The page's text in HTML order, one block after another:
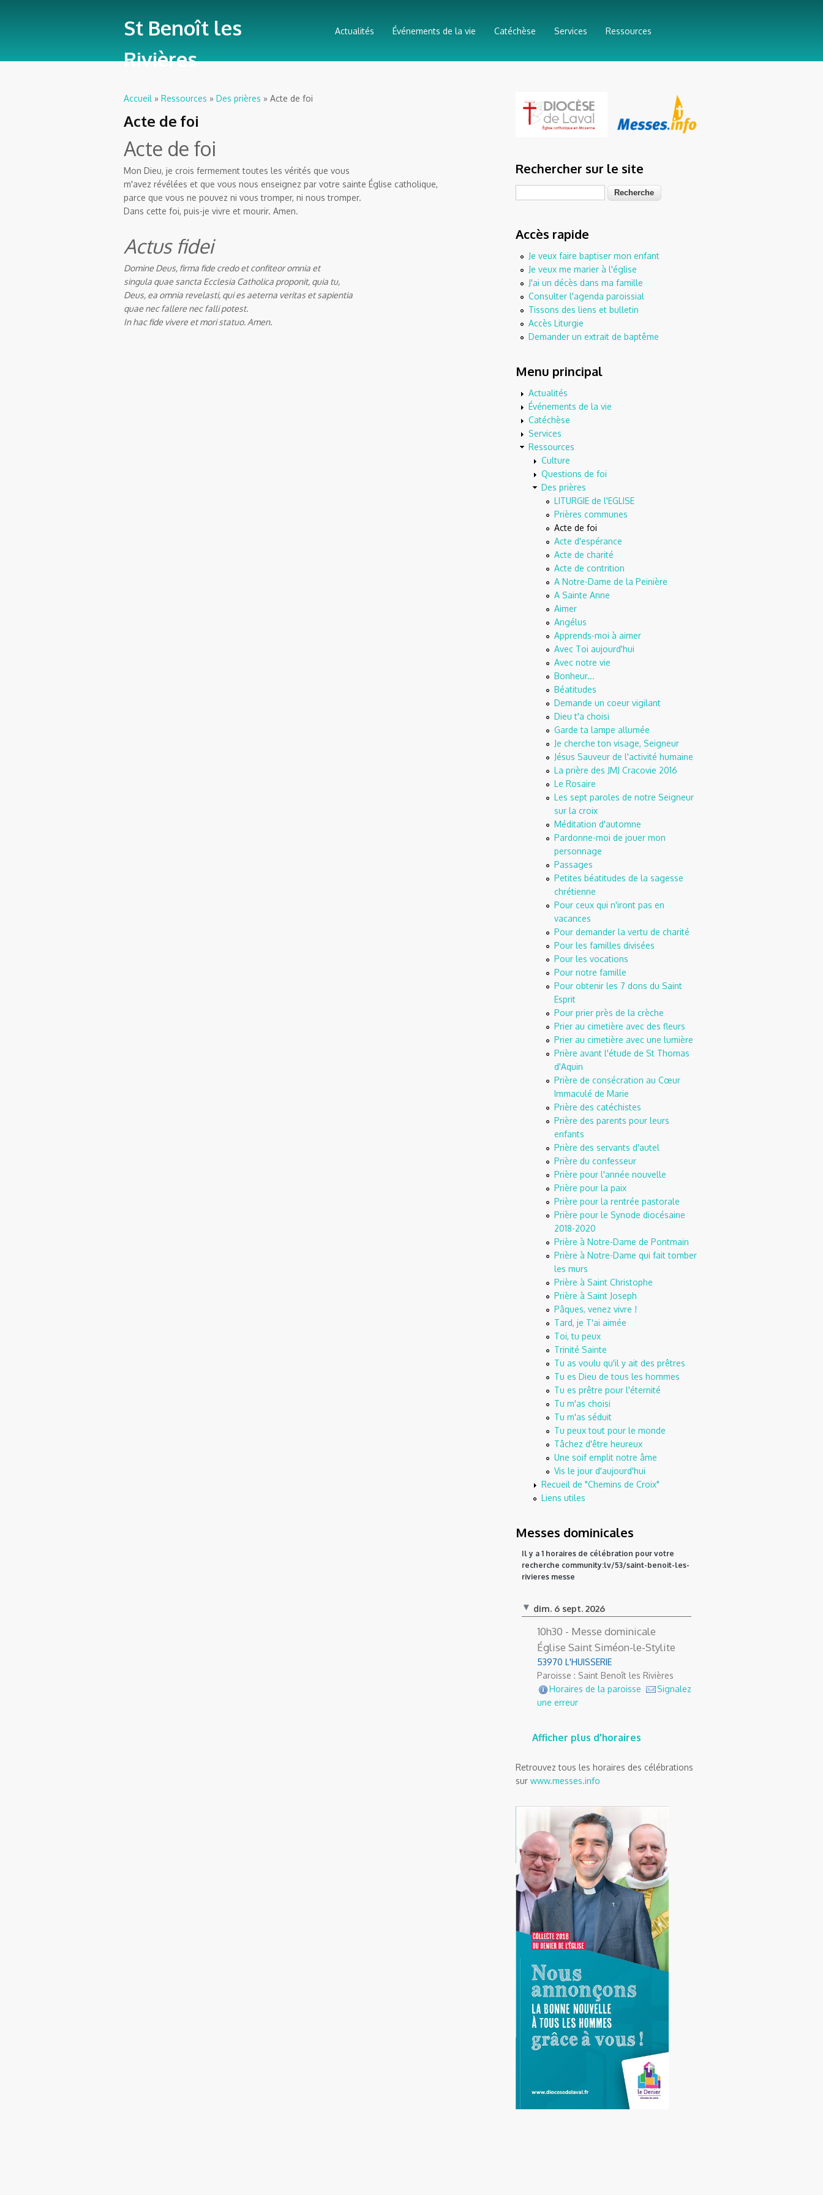
St Benoît les
Rivières
Actualités Événements de la vie Catéchèse Services Ressources
Vous êtes ici
Accueil » Ressources » Des prières » Acte de foi
Acte de foi
Acte de foi
Mon Dieu, je crois fermement toutes les vérités que vous
m'avez révélées et que vous nous enseignez par votre sainte Église catholique,
parce que vous ne pouvez ni vous tromper, ni nous tromper.
Dans cette foi, puis-je vivre et mourir. Amen.
Actus fidei
Domine Deus, firma fide credo et confiteor omnia et
singula quae sancta Ecclesia Catholica proponit, quia tu,
Deus, ea omnia revelasti, qui es aeterna veritas et sapientia
quae nec fallere nec falli potest.
In hac fide vivere et mori statuo. Amen.
Rechercher sur le site
Accès rapide
Je veux faire baptiser mon enfant
Je veux me marier à l'église
J'ai un décès dans ma famille
Consulter l'agenda paroissial
Tissons des liens et bulletin
Accès Liturgie
Demander un extrait de baptême
Menu principal
Actualités
Événements de la vie
Catéchèse
Services
Ressources
Culture
Questions de foi
Des prières
LITURGIE de l'EGLISE
Prières communes
Acte de foi
Acte d'espérance
Acte de charité
Acte de contrition
A Notre-Dame de la Peinière
A Sainte Anne
Aimer
Angélus
Apprends-moi à aimer
Avec Toi aujourd'hui
Avec notre vie
Bonheur...
Béatitudes
Demande un coeur vigilant
Dieu t'a choisi
Garde ta lampe allumée
Je cherche ton visage, Seigneur
Jésus Sauveur de l'activité humaine
La prière des JMJ Cracovie 2016
Le Rosaire
Les sept paroles de notre Seigneur
sur la croix
Méditation d'automne
Pardonne-moi de jouer mon
personnage
Passages
Petites béatitudes de la sagesse
chrétienne
Pour ceux qui n'iront pas en
vacances
Pour demander la vertu de charité
Pour les familles divisées
Pour les vocations
Pour notre famille
Pour obtenir les 7 dons du Saint
Esprit
Pour prier près de la crèche
Prier au cimetière avec des fleurs
Prier au cimetière avec une lumière
Prière avant l'étude de St Thomas
d'Aquin
Prière de consécration au Cœur
Immaculé de Marie
Prière des catéchistes
Prière des parents pour leurs
enfants
Prière des servants d'autel
Prière du confesseur
Prière pour l'année nouvelle
Prière pour la paix
Prière pour la rentrée pastorale
Prière pour le Synode diocésaine
2018-2020
Prière à Notre-Dame de Pontmain
Prière à Notre-Dame qui fait tomber
les murs
Prière à Saint Christophe
Prière à Saint Joseph
Pâques, venez vivre !
Tard, je T'ai aimée
Toi, tu peux
Trinité Sainte
Tu as voulu qu'il y ait des prêtres
Tu es Dieu de tous les hommes
Tu es prêtre pour l'éternité
Tu m'as choisi
Tu m'as séduit
Tu peux tout pour le monde
Tâchez d'être heureux
Une soif emplit notre âme
Vis le jour d'aujourd'hui
Recueil de "Chemins de Croix"
Liens utiles
Messes dominicales
Il y a 1 horaires de célébration pour votre
recherche community:lv/53/saint-benoit-les-
rivieres messe
dim. 6 sept. 2026
10h30 - Messe dominicale
Église Saint Siméon-le-Stylite
53970 L'HUISSERIE
Paroisse : Saint Benoît les Rivières
Horaires de la paroisse
Signalez
une erreur
Afficher plus d'horaires
Retrouvez tous les horaires des célébrations
sur www.messes.info